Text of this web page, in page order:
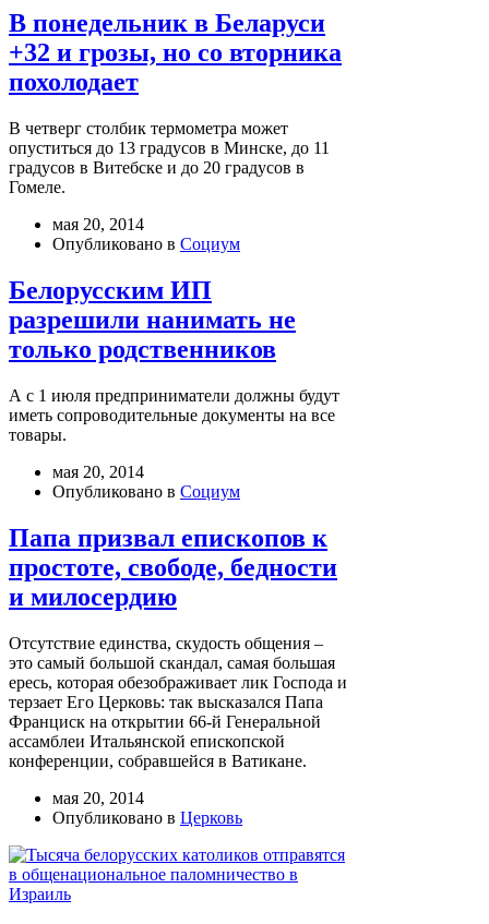
В понедельник в Беларуси
+32 и грозы, но со вторника
похолодает
В четверг столбик термометра может
опуститься до 13 градусов в Минске, до 11
градусов в Витебске и до 20 градусов в
Гомеле.
мая 20, 2014
Опубликовано в Социум
Белорусским ИП
разрешили нанимать не
только родственников
А с 1 июля предприниматели должны будут
иметь сопроводительные документы на все
товары.
мая 20, 2014
Опубликовано в Социум
Папа призвал епископов к
простоте, свободе, бедности
и милосердию
Отсутствие единства, скудость общения –
это самый большой скандал, самая большая
ересь, которая обезображивает лик Господа и
терзает Его Церковь: так высказался Папа
Франциск на открытии 66-й Генеральной
ассамблеи Итальянской епископской
конференции, собравшейся в Ватикане.
мая 20, 2014
Опубликовано в Церковь